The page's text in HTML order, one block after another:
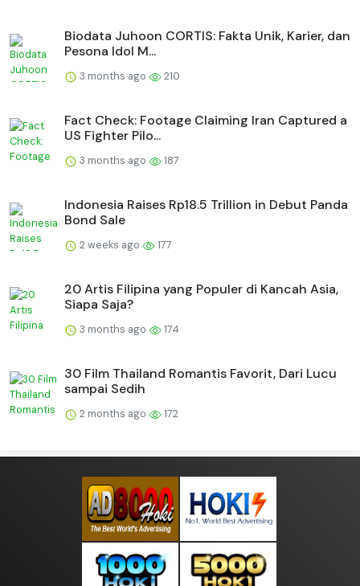
Biodata Juhoon CORTIS: Fakta Unik, Karier, dan
Pesona Idol M...
3 months ago 210
Fact Check: Footage Claiming Iran Captured a
US Fighter Pilo...
3 months ago 187
Indonesia Raises Rp18.5 Trillion in Debut Panda
Bond Sale
2 weeks ago 177
20 Artis Filipina yang Populer di Kancah Asia,
Siapa Saja?
3 months ago 174
30 Film Thailand Romantis Favorit, Dari Lucu
sampai Sedih
2 months ago 172